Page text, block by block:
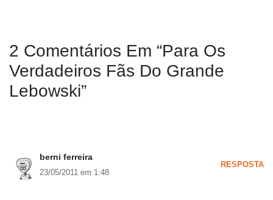
2 Comentários Em “Para Os
Verdadeiros Fãs Do Grande
Lebowski”
berni ferreira
23/05/2011 em 1:48
RESPOSTA